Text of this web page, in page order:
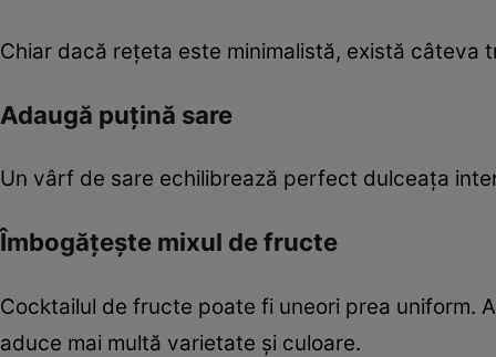
Chiar dacă rețeta este minimalistă, există câteva
Adaugă puțină sare
Un vârf de sare echilibrează perfect dulceața
Îmbogățește mixul de fructe
Cocktailul de fructe poate fi uneori prea uniform.
aduce mai multă varietate și culoare.